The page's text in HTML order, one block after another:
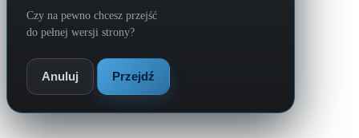
Czy na pewno chcesz przejść
do pełnej wersji strony?
Anuluj Przejdź